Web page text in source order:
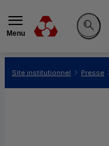
Menu
Site institutionnel Presse